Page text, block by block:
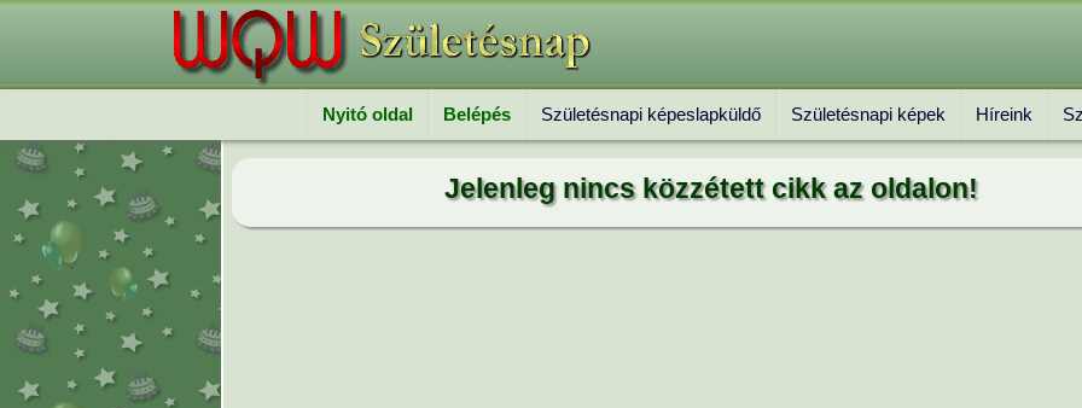
Nyitó oldal Belépés Születésnapi képeslapküldő Születésnapi képek Híreink
Jelenleg nincs közzétett cikk az oldalon!